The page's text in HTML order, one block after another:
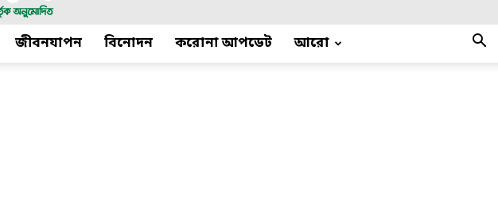
জীবনযাপন বিনোদন করোনা আপডেট আরো